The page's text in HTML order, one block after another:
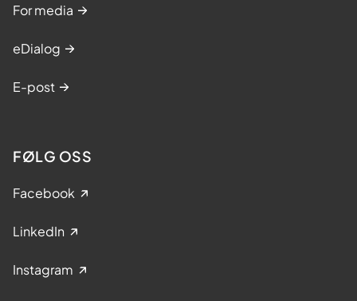
For media
eDialog
E-post
FØLG OSS
Facebook
LinkedIn
Instagram